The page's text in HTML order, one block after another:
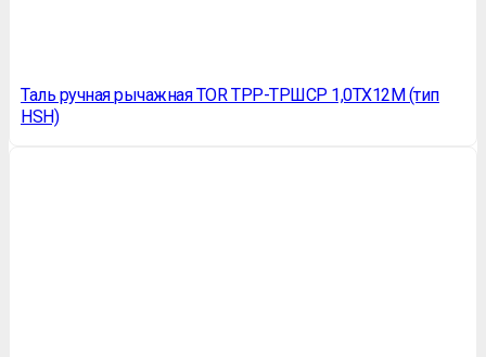
Таль ручная рычажная TOR ТРР-ТРШСР 1,0ТХ12М (тип
HSH)